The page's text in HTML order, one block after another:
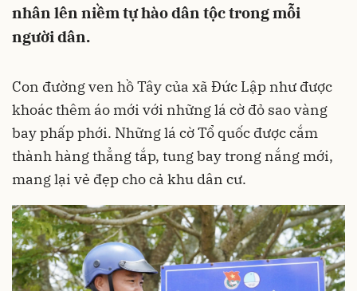
nhân lên niềm tự hào dân tộc trong mỗi
người dân.
Con đường ven hồ Tây của xã Đức Lập như được
khoác thêm áo mới với những lá cờ đỏ sao vàng
bay phấp phới. Những lá cờ Tổ quốc được cắm
thành hàng thẳng tắp, tung bay trong nắng mới,
mang lại vẻ đẹp cho cả khu dân cư.